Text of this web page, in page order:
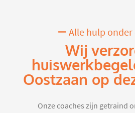
Alle hulp onder
Wij
Oostzaan op
Onze coaches zijn getraind